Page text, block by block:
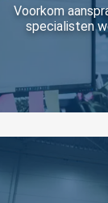
Voorkom
specialisten